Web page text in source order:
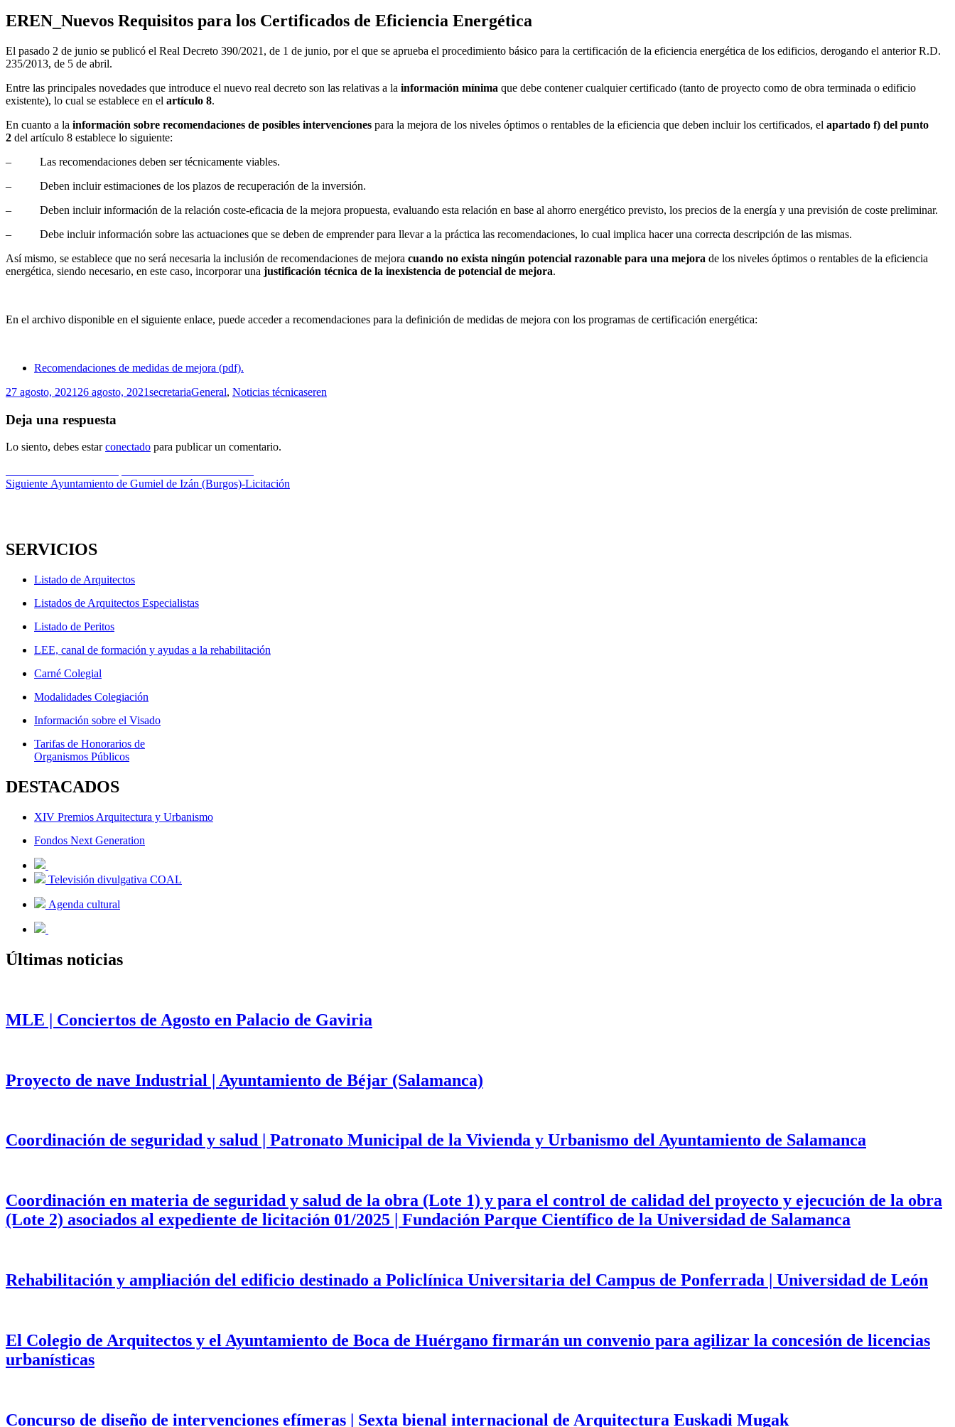
EREN_Nuevos Requisitos para los Certificados de Eficiencia Energética
El pasado 2 de junio se publicó el Real Decreto 390/2021, de 1 de junio, por el que se aprueba el procedimiento básico para la certificación de la eficiencia energética de los edificios, derogando el anterior R.D.
235/2013, de 5 de abril.
Entre las principales novedades que introduce el nuevo real decreto son las relativas a la información mínima que debe contener cualquier certificado (tanto de proyecto como de obra terminada o edificio
existente), lo cual se establece en el artículo 8.
En cuanto a la información sobre recomendaciones de posibles intervenciones para la mejora de los niveles óptimos o rentables de la eficiencia que deben incluir los certificados, el apartado f) del punto
2 del artículo 8 establece lo siguiente:
– Las recomendaciones deben ser técnicamente viables.
– Deben incluir estimaciones de los plazos de recuperación de la inversión.
– Deben incluir información de la relación coste-eficacia de la mejora propuesta, evaluando esta relación en base al ahorro energético previsto, los precios de la energía y una previsión de coste preliminar.
– Debe incluir información sobre las actuaciones que se deben de emprender para llevar a la práctica las recomendaciones, lo cual implica hacer una correcta descripción de las mismas.
Así mismo, se establece que no será necesaria la inclusión de recomendaciones de mejora cuando no exista ningún potencial razonable para una mejora de los niveles óptimos o rentables de la eficiencia
energética, siendo necesario, en este caso, incorporar una justificación técnica de la inexistencia de potencial de mejora.
En el archivo disponible en el siguiente enlace, puede acceder a recomendaciones para la definición de medidas de mejora con los programas de certificación energética:
Recomendaciones de medidas de mejora (pdf).
Publicado
27 agosto, 2021 26 agosto, 2021Autor
secretariaCategorías
General, Noticias técnicasEtiquetas
eren
Deja una respuesta
Lo siento, debes estarconectado para publicar un comentario.
Navegación
de
anterior:
Siguiente Entrada
Ayuntamiento de Gumiel de Izán (Burgos)-Licitación
SERVICIOS
Listado de Arquitectos
Listados de Arquitectos Especialistas
Listado de Peritos
LEE, canal de formación y ayudas a la rehabilitación
Carné Colegial
Modalidades Colegiación
Información sobre el Visado
Tarifas de Honorarios de
Organismos Públicos
DESTACADOS
XIV Premios Arquitectura y Urbanismo
Fondos Next Generation
Televisión divulgativa COAL
Agenda cultural
Últimas noticias
MLE | Conciertos de Agosto en Palacio de Gaviria
Proyecto de nave Industrial | Ayuntamiento de Béjar (Salamanca)
Coordinación de seguridad y salud | Patronato Municipal de la Vivienda y Urbanismo del Ayuntamiento de Salamanca
Coordinación en materia de seguridad y salud de la obra (Lote 1) y para el control de calidad del proyecto y ejecución de la obra
(Lote 2) asociados al expediente de licitación 01/2025 | Fundación Parque Científico de la Universidad de Salamanca
Rehabilitación y ampliación del edificio destinado a Policlínica Universitaria del Campus de Ponferrada | Universidad de León
El Colegio de Arquitectos y el Ayuntamiento de Boca de Huérgano firmarán un convenio para agilizar la concesión de licencias
urbanísticas
Concurso de diseño de intervenciones efímeras | Sexta bienal internacional de Arquitectura Euskadi Mugak